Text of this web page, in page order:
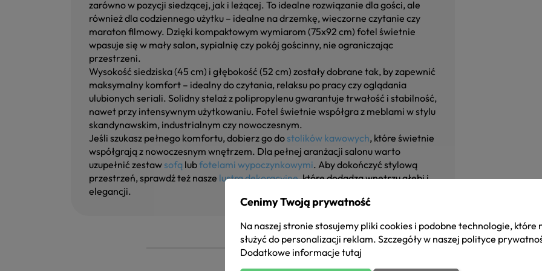
zarówno w pozycji siedzącej, jak i leżącej. To idealne rozwiązanie dla gości, ale
również dla codziennego użytku – idealne na drzemkę, wieczorne czytanie czy
maraton filmowy. Dzięki kompaktowym wymiarom (75x92 cm) fotel świetnie
wpasuje się w mały salon, sypialnię czy pokój gościnny, nie ograniczając
przestrzeni.
Wysokość siedziska (45 cm) i głębokość (52 cm) zostały dobrane tak, by zapewnić
maksymalny komfort – idealny do czytania, relaksu po pracy czy oglądania
ulubionych seriali. Solidny stelaż z polipropylenu gwarantuje trwałość i stabilność,
nawet przy intensywnym użytkowaniu. Fotel świetnie współgra z meblami w stylu
skandynawskim, industrialnym czy nowoczesnym.
Jeśli szukasz pełnego komfortu, dobierz go do stolików kawowych, które świetnie
współgrają z nowoczesnym wnętrzem. Dla pełnej aranżacji salonu warto
uzupełnić zestaw sofą lubfotelami wypoczynkowymi. Aby dokończyć stylową
przestrzeń, sprawdź też nasze lustra dekoracyjne, które dodadzą wnętrzu głębi i
elegancji.
Cenimy Twoją prywatność
Na naszej stronie stosujemy pliki cookies i podobne technologie, które
służyć do personalizacji reklam. Szczegóły w naszej polityce
Dodatkowe informacje tutaj